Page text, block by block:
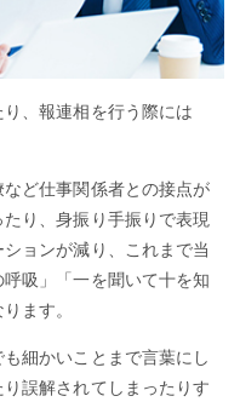
、報連相を行う際には
ど仕事関係者との接点が
り、身振り手振りで表現
ョンが減り、これまで当
吸」「一を聞いて十を知
ます。
細かいことまで言葉にし
誤解されてしまったりす